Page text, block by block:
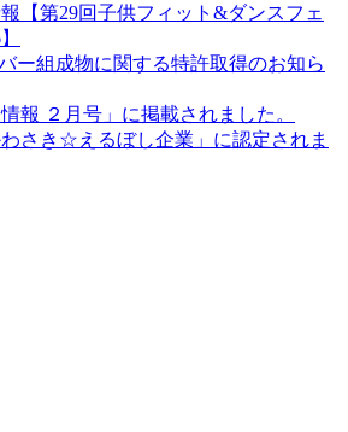
【第29回子供フィット&ダンスフェ
ー組成物に関する特許取得のお知ら
報 ２月号」に掲載されました。
さき☆えるぼし企業」に認定されま